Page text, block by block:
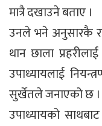
मात्रै दखाउने बताए ।
उनले भने अनुसारकै
थान छाला
उपाध्यायलाई
सुर्खेतले जनाएको छ ।
उपाध्यायको